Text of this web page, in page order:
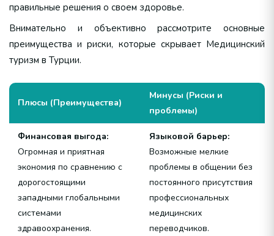
правильные решения о своем здоровье.
Внимательно и объективно рассмотрите основные
преимущества и риски, которые скрывает Медицинский
туризм в Турции.
Плюсы (Преимущества)
Минусы (Риски и
проблемы)
Финансовая выгода:
Огромная и приятная
экономия по сравнению с
дорогостоящими
западными глобальными
системами
здравоохранения.
Языковой барьер:
Возможные мелкие
проблемы в общении без
постоянного присутствия
профессиональных
медицинских
переводчиков.